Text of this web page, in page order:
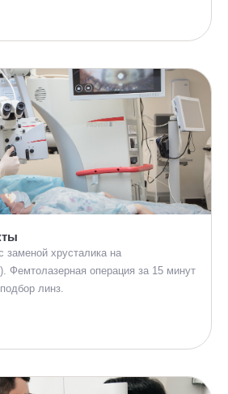
заменой хрусталика на
Фемтолазерная операция за 15 минут
линз.